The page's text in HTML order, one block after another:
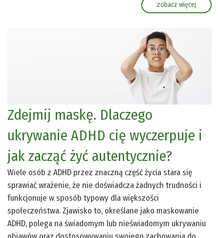
zobacz więcej
Zdejmij maskę. Dlaczego
ukrywanie ADHD cię wyczerpuje i
jak zacząć żyć autentycznie?
Wiele osób z ADHD przez znaczną część życia stara się
sprawiać wrażenie, że nie doświadcza żadnych trudności i
funkcjonuje w sposób typowy dla większości
społeczeństwa. Zjawisko to, określane jako maskowanie
ADHD, polega na świadomym lub nieświadomym ukrywaniu